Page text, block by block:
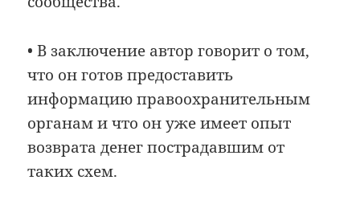
• В заключение автор говорит о том,
что он готов предоставить
информацию правоохранительным
органам и что он уже имеет опыт
возврата денег пострадавшим от
таких схем.